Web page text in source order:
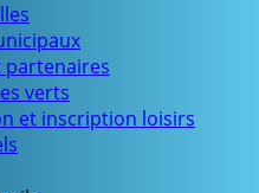
partenaires
verts
et inscription loisirs